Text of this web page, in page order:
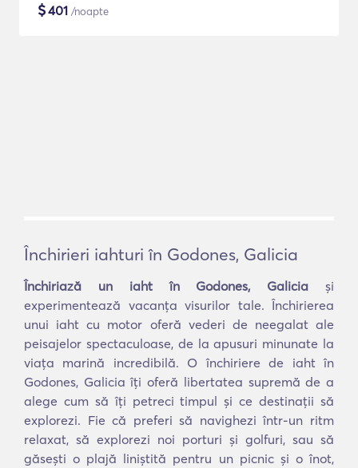
$401 /noapte
Închirieri iahturi în Godones, Galicia
Închiriază un iaht în Godones, Galicia și
experimentează vacanța visurilor tale. Închirierea
unui iaht cu motor oferă vederi de neegalat ale
peisajelor spectaculoase, de la apusuri minunate la
viața marină incredibilă. O închiriere de iaht în
Godones, Galicia îți oferă libertatea supremă de a
alege cum să îți petreci timpul și ce destinații să
explorezi. Fie că preferi să navighezi într-un ritm
relaxat, să explorezi noi porturi și golfuri, sau să
găsești o plajă liniștită pentru un picnic și o înot,